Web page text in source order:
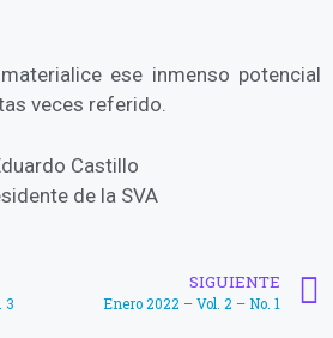
ese inmenso potencial
veces referido.
Castillo
de la SVA
3
SIGUIENTE
Enero 2022 – Vol. 2 – No. 1